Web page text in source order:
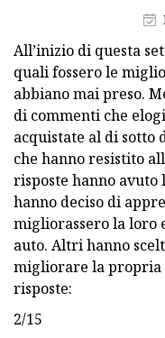
All’inizio di questa
quali fossero le
abbiano mai preso.
di commenti che
acquistate al di sotto
che hanno resistito
risposte hanno avuto
hanno deciso di
migliorassero la loro
auto. Altri hanno
migliorare la propria
risposte:
2/15